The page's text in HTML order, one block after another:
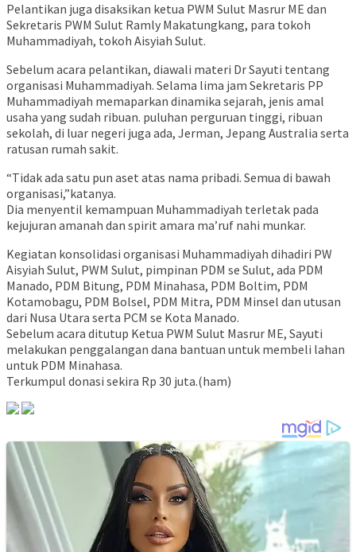
Pelantikan juga disaksikan ketua PWM Sulut Masrur ME dan
Sekretaris PWM Sulut Ramly Makatungkang, para tokoh
Muhammadiyah, tokoh Aisyiah Sulut.
Sebelum acara pelantikan, diawali materi Dr Sayuti tentang
organisasi Muhammadiyah. Selama lima jam Sekretaris PP
Muhammadiyah memaparkan dinamika sejarah, jenis amal
usaha yang sudah ribuan. puluhan perguruan tinggi, ribuan
sekolah, di luar negeri juga ada, Jerman, Jepang Australia serta
ratusan rumah sakit.
“Tidak ada satu pun aset atas nama pribadi. Semua di bawah
organisasi,”katanya.
Dia menyentil kemampuan Muhammadiyah terletak pada
kejujuran amanah dan spirit amara ma’ruf nahi munkar.
Kegiatan konsolidasi organisasi Muhammadiyah dihadiri PW
Aisyiah Sulut, PWM Sulut, pimpinan PDM se Sulut, ada PDM
Manado, PDM Bitung, PDM Minahasa, PDM Boltim, PDM
Kotamobagu, PDM Bolsel, PDM Mitra, PDM Minsel dan utusan
dari Nusa Utara serta PCM se Kota Manado.
Sebelum acara ditutup Ketua PWM Sulut Masrur ME, Sayuti
melakukan penggalangan dana bantuan untuk membeli lahan
untuk PDM Minahasa.
Terkumpul donasi sekira Rp 30 juta.(ham)